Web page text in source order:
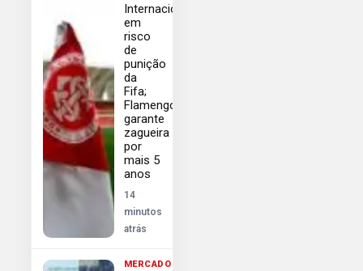
Internacional
em
risco
de
punição
da
Fifa;
Flamengo
garante
zagueira
por
mais 5
anos
14
minutos
atrás
MERCADO